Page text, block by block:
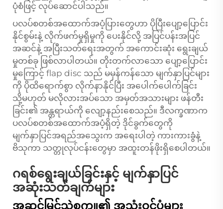
ပုံစံဖြင့် လုပ်ဆောင်ပါသည်။
ပလပ်စတစ်အထောက်အပံ့ပြားတွေဟာ ပိုပြီးပျော့ပြောင်း
နိုင်စွမ်းနဲ့ လိုက်ဖက်မှုရှိမှုကို ပေးနိုင်လို့ အပြင်ပန်းအပြင်
အဆင်နဲ့ အပြီးသတ်ရေးအတွက် အကောင်းဆုံး ရွေးချယ်
မှုတစ်ခု ဖြစ်လာပါတယ်။ တိုးတက်လာသော ပျော့ပြောင်း
မှုကြောင့် flap disc သည် မမှန်ကန်သော မျက်နှာပြင်များ
ကို ပိုထိရောက်စွာ လိုက်နာနိုင်ပြီး အပေါက်ပေါက်ခြင်း
သို့မဟုတ် မလိုလားအပ်သော အမှတ်အသားများ ဖန်တီး
ခြင်း၏ အန္တရာယ်ကို လျော့နည်းစေသည်။ ဒီလက္ခဏာက
ပလပ်စတစ်အထောက်အပံ့ရှိတဲ့ ဒိုင်ခွက်တွေကို
မျက်နှာပြင်အရည်အသွေးက အရေးပါတဲ့ ကားကားခွံနဲ့
ဗိသုကာ သတ္တုလုပ်ငန်းတွေမှာ အထူးတန်ဖိုးရှိစေပါတယ်။
ဂရစ်ရွေးချယ်ခြင်းနှင့် မျက်နှာပြင်
အဆုံးသတ်ချက်များ
အဆင့်မြင့်သဲစက္ကူ၏ အသုံးဝင်ပုံများ